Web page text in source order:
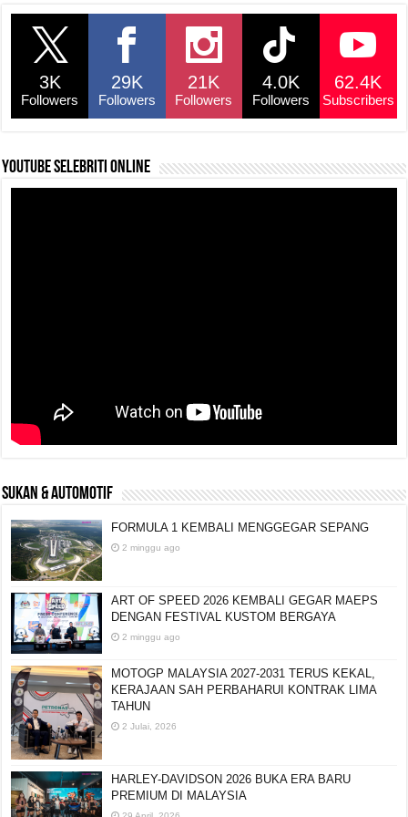
3K
Followers
29K
Followers
21K
Followers
4.0K
Followers
62.4K
Subscribers
YouTube selebriti online
SUKAN & AUTOMOTIF
FORMULA 1 KEMBALI MENGGEGAR SEPANG
2 minggu ago
ART OF SPEED 2026 KEMBALI GEGAR MAEPS
DENGAN FESTIVAL KUSTOM BERGAYA
2 minggu ago
MOTOGP MALAYSIA 2027-2031 TERUS KEKAL,
KERAJAAN SAH PERBAHARUI KONTRAK LIMA
TAHUN
2 Julai, 2026
HARLEY-DAVIDSON 2026 BUKA ERA BARU
PREMIUM DI MALAYSIA